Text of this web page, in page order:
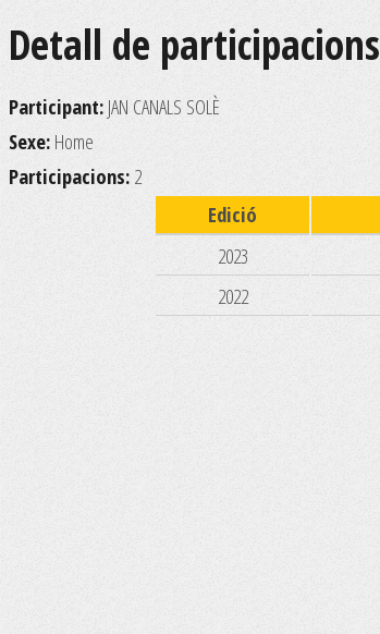
Detall de participacions
Participant: JAN CANALS SOLÈ
Sexe: Home
Participacions: 2
Edició
2023
2022